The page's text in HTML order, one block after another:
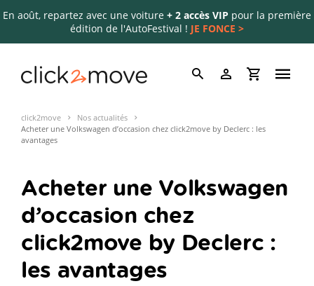
En août, repartez avec une voiture + 2 accès VIP pour la première
édition de l'AutoFestival ! JE FONCE >
click2move
Nos actualités
Acheter une Volkswagen d’occasion chez click2move by Declerc : les
avantages
Acheter une Volkswagen
d’occasion chez
click2move by Declerc :
les avantages